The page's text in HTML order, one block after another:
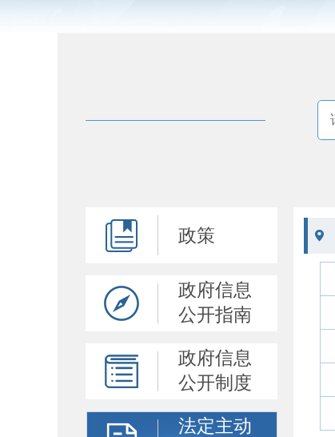
政策
政府信息
公开指南
政府信息
公开制度
法定主动
